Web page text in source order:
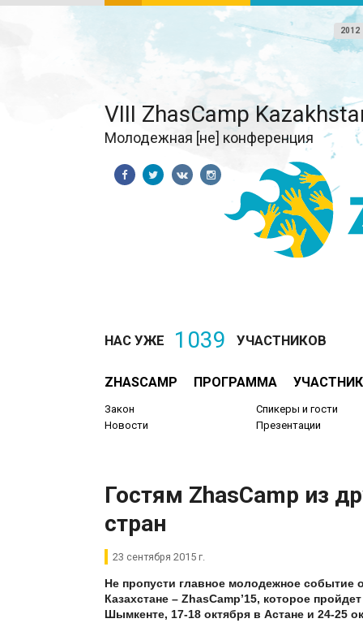
2012
VIII ZhasCamp
Молодежная [не] конференция
НАС УЖЕ 1039 УЧАСТНИКОВ
ZHASCAMP ПРОГРАММА
Закон
Новости
Спикеры и гости
Презентации
Гостям ZhasCamp из
стран
23 сентября 2015 г.
Не пропусти главное молодежное событие
Казахстане – ZhasCamp’15, которое
Шымкенте, 17-18 октября в Астане и 24-25